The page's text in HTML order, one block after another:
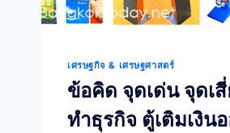
เศรษฐกิจ & เศรษฐศาสตร์
ข้อคิด จุดเด่น จุดเสี่
ทำธุรกิจ ตู้เติมเงิน